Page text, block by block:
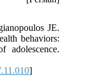
JE.
behaviors:
adolescence.